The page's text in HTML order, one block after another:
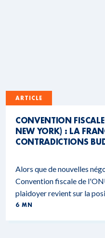
ARTICLE
CONVENTION
NEW YORK) : LA
CONTRADICTIONS
Alors que de nouvelles
Convention fiscale de
plaidoyer revient sur la
6 MN